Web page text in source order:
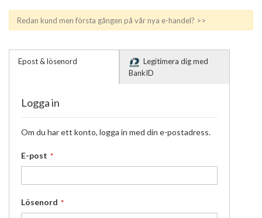
Redan kund men första gången på vår nya e-handel? >>
Epost & lösenord
Legitimera dig med
BankID
Logga in
Om du har ett konto, logga in med din e-postadress.
E-post
Lösenord